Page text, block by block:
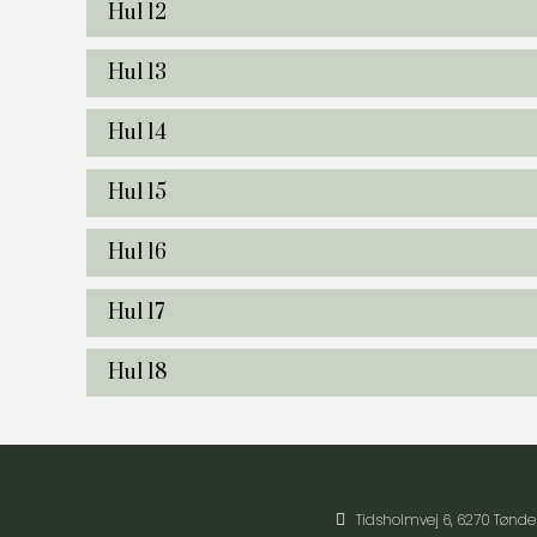
Hul 12
Hul 13
Hul 14
Hul 15
Hul 16
Hul 17
Hul 18
Tidsholmvej 6, 6270